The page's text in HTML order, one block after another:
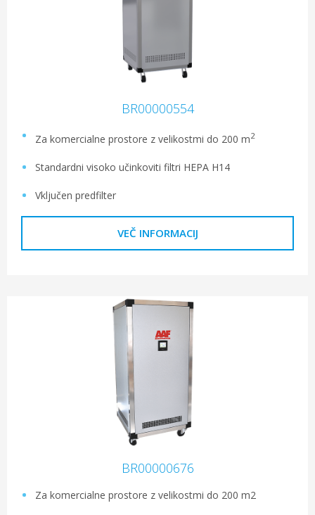
BR00000554
Za komercialne prostore z velikostmi do 200 m2
Standardni visoko učinkoviti filtri HEPA H14
Vključen predfilter
VEČ INFORMACIJ
BR00000676
Za komercialne prostore z velikostmi do 200 m2